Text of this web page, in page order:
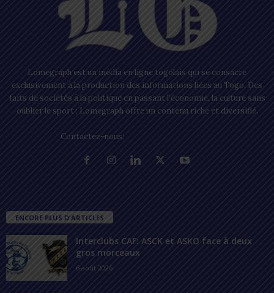
Lomegraph est un média en ligne togolais qui se consacre
exclusivement à la production des informations liées au Togo. Des
faits de sociétés à la politique en passant l’économie, la culture sans
oublier le sport ; Lomegraph offre un contenu riche et diversifié.
Contactez-nous:
ENCORE PLUS D'ARTICLES
Interclubs CAF: ASCK et ASKO face à deux
gros morceaux
6 août 2026